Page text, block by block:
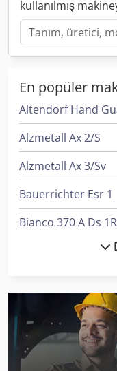
kullanılmış
En popüler
Altendorf Hand
Alzmetall Ax 2/S
Alzmetall Ax 3/Sv
Bauerrichter Esr 1
Bianco 370 A Ds 1R
Graule Zs 170 N
Graule Zs 85 N
Haas Dt-1